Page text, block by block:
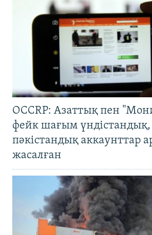
OCCRP: Азаттық пен
фейк шағым үндістандық,
пәкістандық аккаунттар
жасалған